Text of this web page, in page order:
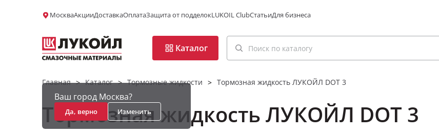
МоскваАкцииДоставкаОплатаЗащита от подделокLUKOIL ClubСтатьиДля бизнеса
Каталог
Ваш город Москва?
Да, верно Изменить
Главная > Каталог > Тормозные жидкости > Тормозная жидкость ЛУКОЙЛ DOT 3
Тормозная жидкость ЛУКОЙЛ DOT 3